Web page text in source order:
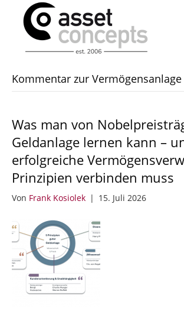
Kommentar zur Vermögensanlage
Was man von
Geldanlage lernen kann –
erfolgreiche
Prinzipien verbinden muss
Von Frank Kosiolek | 15. Juli 2026